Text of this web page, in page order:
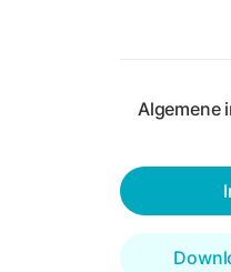
Algemene